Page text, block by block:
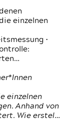
einzelnen
•
einzelnen
Anhand von
Wie erstel…